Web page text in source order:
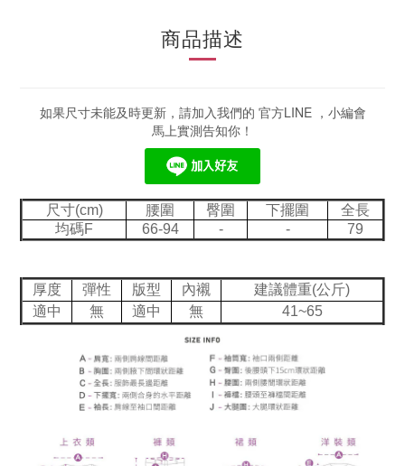
商品描述
如果尺寸未能及時更新，請加入我們的 官方LINE ，小編會
馬上實測告知你！
尺寸(cm) 腰圍 臀圍 下擺圍
全長
均碼F
66-94 - - 79
厚度 彈性 版型 內襯
建議體重(公斤)
適中
無 適中 無 41~65